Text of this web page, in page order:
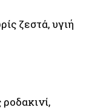
ζεστά, υγιή